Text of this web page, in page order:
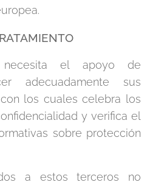
necesita el apoyo de
adecuadamente sus
los cuales celebra los
y verifica el
sobre protección
a estos terceros no